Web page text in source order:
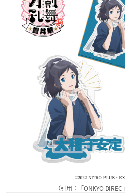
（引用：「ONKYO DIREC」